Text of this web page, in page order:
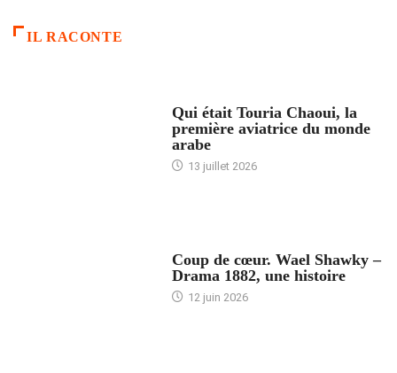
IL RACONTE
Qui était Touria Chaoui, la
première aviatrice du monde
arabe
13 juillet 2026
Coup de cœur. Wael Shawky –
Drama 1882, une histoire
12 juin 2026